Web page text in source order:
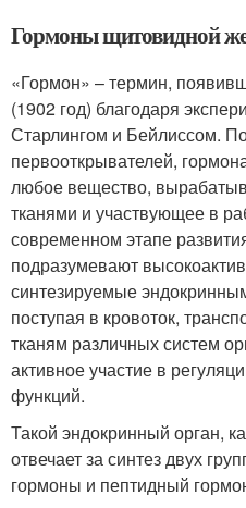
Гормоны щитовидной
«Гормон» – термин,
(1902 год) благодаря
Старлингом и Бейлиссом.
первооткрывателей,
любое вещество,
тканями и участвующее в
современном этапе
подразумевают
синтезируемые
поступая в кровоток,
тканям различных систем
активное участие в
функций.
Такой эндокринный орган,
отвечает за синтез двух
гормоны и пептидный